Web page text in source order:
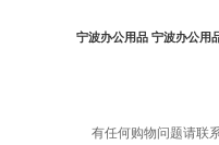
宁波办公用品 宁波办公用
有任何购物问题请联